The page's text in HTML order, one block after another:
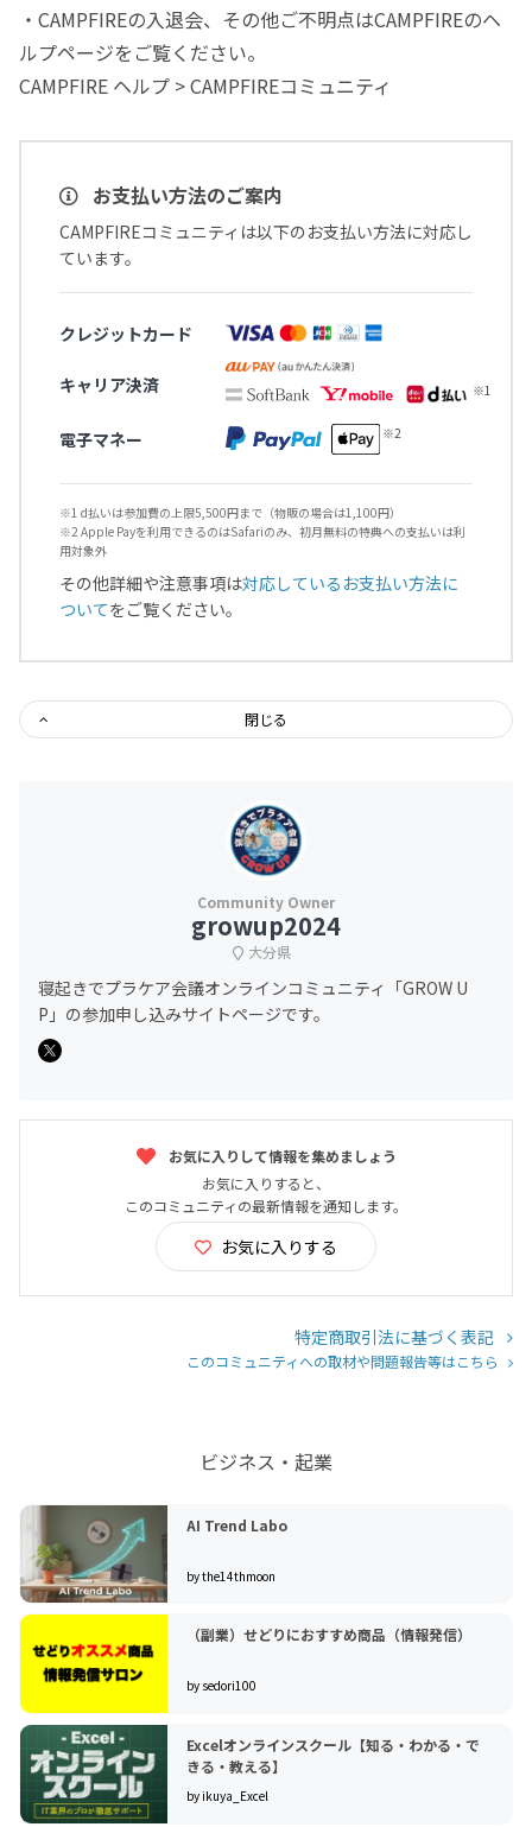
・CAMPFIREの入退会、その他ご不明点はCAMPFIREのヘ
ルプページをご覧ください。
CAMPFIRE ヘルプ > CAMPFIREコミュニティ
お支払い方法のご案内
CAMPFIREコミュニティは以下のお支払い方法に対応し
ています。
クレジットカード
キャリア決済
電子マネー
※1 d払いは参加費の上限5,500円まで（物販の場合は1,100円）
※2 Apple Payを利用できるのはSafariのみ、初月無料の特典への支払いは利
用対象外
その他詳細や注意事項は対応しているお支払い方法に
ついてをご覧ください。
閉じる
growup2024
大分県
寝起きでプラケア会議オンラインコミュニティ「GROW U
P」の参加申し込みサイトページです。
お気に入りして情報を集めましょう
お気に入りすると、
このコミュニティの最新情報を通知します。
お気に入りする
特定商取引法に基づく表記
このコミュニティへの取材や問題報告等はこちら
ビジネス・起業
AI Trend Labo
by the14thmoon
（副業）せどりにおすすめ商品（情報発信）
by sedori100
Excelオンラインスクール【知る・わかる・で
きる・教える】
by ikuya_Excel